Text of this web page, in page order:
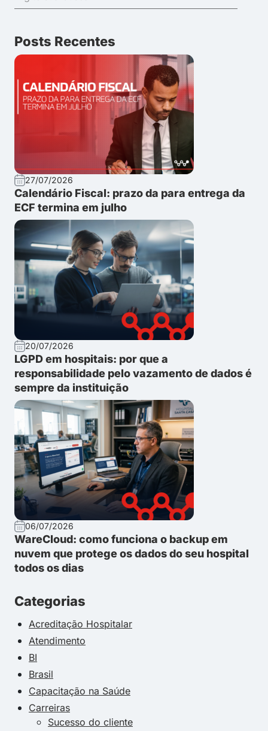
Posts Recentes
27/07/2026
Calendário Fiscal: prazo da para entrega da
ECF termina em julho
20/07/2026
LGPD em hospitais: por que a
responsabilidade pelo vazamento de dados é
sempre da instituição
06/07/2026
WareCloud: como funciona o backup em
nuvem que protege os dados do seu hospital
todos os dias
Categorias
Acreditação Hospitalar
Atendimento
BI
Brasil
Capacitação na Saúde
Carreiras
Sucesso do cliente